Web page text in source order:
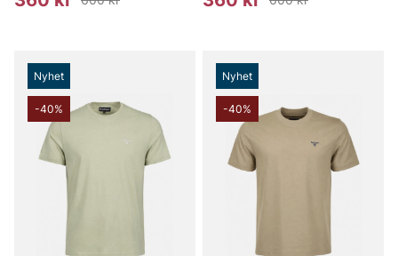
Nyhet
-40%
Nyhet
-40%